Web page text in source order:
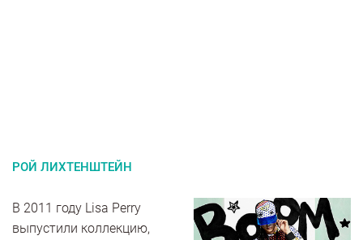
РОЙ ЛИХТЕНШТЕЙН
В 2011 году Lisa Perry
выпустили коллекцию,